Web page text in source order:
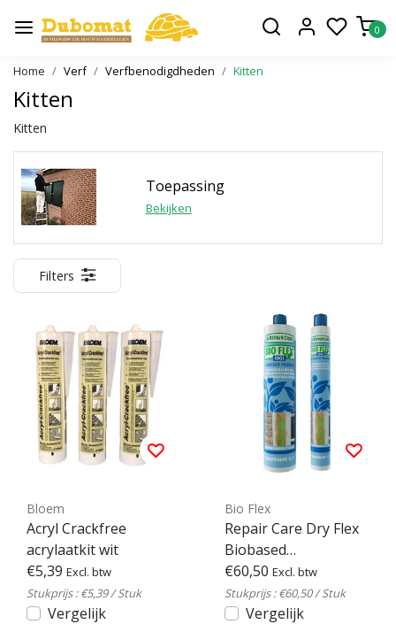
0
Home Verf Verfbenodigdheden Kitten
Kitten
Kitten
Toepassing
Bekijken
Filters
Bloem
Acryl Crackfree
acrylaatkit wit
€5,39 Excl. btw
Stukprijs : €5,39 / Stuk
Vergelijk
Bio Flex
Repair Care Dry Flex
Biobased
Reparatiepasta
€60,50 Excl. btw
Stukprijs : €60,50 / Stuk
Vergelijk